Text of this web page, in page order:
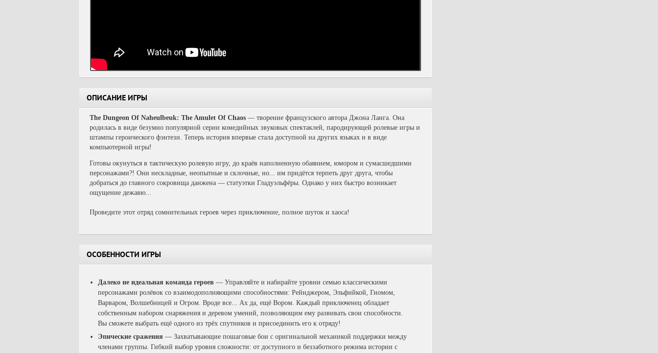
ОПИСАНИЕ ИГРЫ
The Dungeon Of Naheulbeuk: The Amulet Of Chaos — творение французского автора Джона Ланга. Она
родилась в виде безумно популярной серии комедийных звуковых спектаклей, пародирующей ролевые игры и
штампы героического фэнтези. Теперь история впервые стала доступной на других языках и в виде
компьютерной игры!
Готовы окунуться в тактическую ролевую игру, до краёв наполненную обаянием, юмором и сумасшедшими
персонажами?! Они нескладные, неопытные и склочные, но... им придётся терпеть друг друга, чтобы
добраться до главного сокровища данжена — статуэтки Гладуэльфёры. Однако у них быстро возникает
ощущение дежавю...
Проведите этот отряд сомнительных героев через приключение, полное шуток и хаоса!
ОСОБЕННОСТИ ИГРЫ
Далеко не идеальная команда героев — Управляйте и набирайте уровни семью классическими
персонажами ролёвок со взаимодополняющими способностями: Рейнджером, Эльфийкой, Гномом,
Варваром, Волшебницей и Огром. Вроде все... Ах да, ещё Вором. Каждый приключенец обладает
собственным набором снаряжения и деревом умений, позволяющим ему развивать свои способности.
Вы сможете выбрать ещё одного из трёх спутников и присоединить его к отряду!
Эпические сражения — Захватывающие пошаговые бои с оригинальной механикой поддержки между
членами группы. Гибкий выбор уровня сложности: от доступного и беззаботного режима истории с